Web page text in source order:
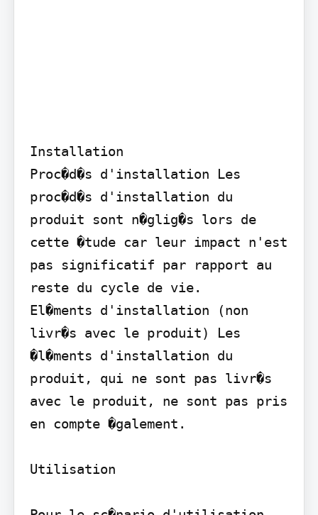
Installation
Proc�d�s d'installation Les
proc�d�s d'installation du
produit sont n�glig�s lors de
cette �tude car leur impact n'est
pas significatif par rapport au
reste du cycle de vie.
El�ments d'installation (non
livr�s avec le produit) Les
�l�ments d'installation du
produit, qui ne sont pas livr�s
avec le produit, ne sont pas pris
en compte �galement.
Utilisation